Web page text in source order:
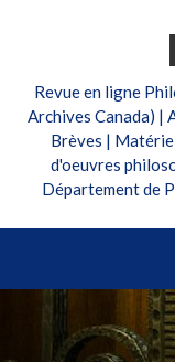
Revue en ligne
Archives Canada) |
Brèves |
d'oeuvres
Département de